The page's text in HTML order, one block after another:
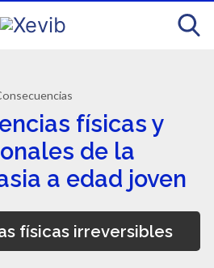
físicas y
de la
a edad joven
físicas irreversibles